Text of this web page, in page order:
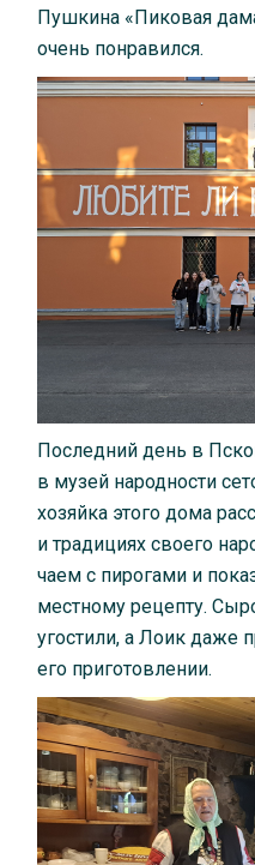
Пушкина «Пиковая
очень понравился.
Последний день в
в музей народности
хозяйка этого дома
и традициях своего
чаем с пирогами и
местному рецепту.
угостили, а Лоик даже
его приготовлении.